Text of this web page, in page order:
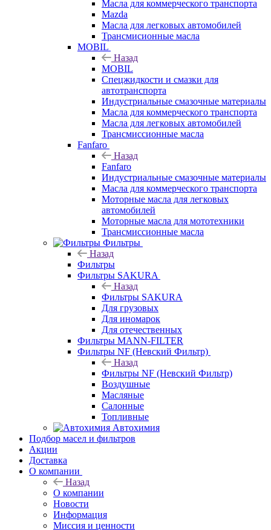
Масла для коммерческого транспорта
Mazda
Масла для легковых автомобилей
Трансмисионные масла
MOBIL
Назад
MOBIL
Cпецжидкости и смазки для
автотранспорта
Индустриальные смазочные материалы
Масла для коммерческого транспорта
Масла для легковых автомобилей
Трансмиссионные масла
Fanfaro
Назад
Fanfaro
Индустриальные смазочные материалы
Масла для коммерческого транспорта
Моторные масла для легковых
автомобилей
Моторные масла для мототехники
Трансмиссионные масла
Фильтры
Назад
Фильтры
Фильтры SAKURA
Назад
Фильтры SAKURA
Для грузовых
Для иномарок
Для отечественных
Фильтры MANN-FILTER
Фильтры NF (Невский Фильтр)
Назад
Фильтры NF (Невский Фильтр)
Воздушные
Масляные
Салонные
Топливные
Автохимия
Подбор масел и фильтров
Акции
Доставка
О компании
Назад
О компании
Новости
Информация
Миссия и ценности